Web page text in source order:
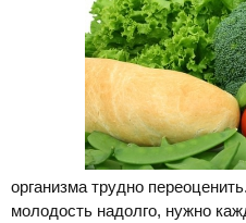
организма трудно
молодость надолго, нужно